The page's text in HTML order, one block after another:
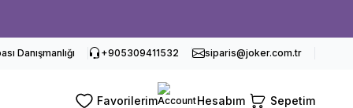
Danışmanlığı +905309411532 siparis@joker.com.tr
Favorilerim Hesabım Sepetim